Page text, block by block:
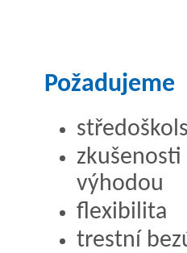
Požadujeme
zkušenosti
výhodou
flexibilita
trestní